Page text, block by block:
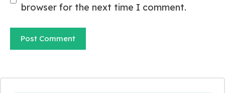
browser for the next time I comment.